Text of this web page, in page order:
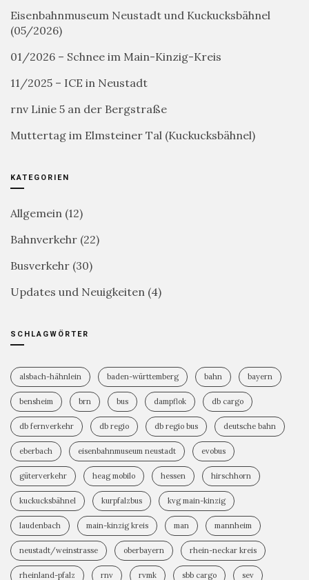
Eisenbahnmuseum Neustadt und Kuckucksbähnel
(05/2026)
01/2026 – Schnee im Main-Kinzig-Kreis
11/2025 – ICE in Neustadt
rnv Linie 5 an der Bergstraße
Muttertag im Elmsteiner Tal (Kuckucksbähnel)
KATEGORIEN
Allgemein (12)
Bahnverkehr (22)
Busverkehr (30)
Updates und Neuigkeiten (4)
SCHLAGWÖRTER
alsbach-hähnlein baden-württemberg bahn bayern
bensheim brn bus dampflok db cargo
db fernverkehr db regio db regio bus deutsche bahn
eberbach eisenbahnmuseum neustadt evobus
güterverkehr heag mobilo hessen hirschhorn
kuckucksbähnel kurpfalzbus kvg main-kinzig
laudenbach main-kinzig kreis man mannheim
neustadt/weinstrasse oberbayern rhein-neckar kreis
rheinland-pfalz rnv rvmk sbb cargo sev